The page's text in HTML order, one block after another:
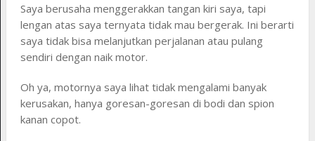
Saya berusaha menggerakkan tangan kiri saya, tapi
lengan atas saya ternyata tidak mau bergerak. Ini berarti
saya tidak bisa melanjutkan perjalanan atau pulang
sendiri dengan naik motor.
Oh ya, motornya saya lihat tidak mengalami banyak
kerusakan, hanya goresan-goresan di bodi dan spion
kanan copot.